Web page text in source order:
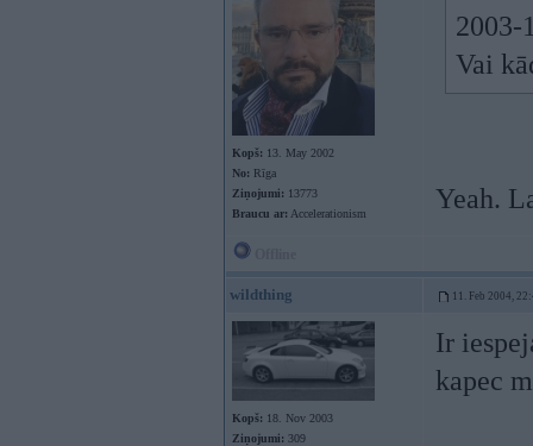
Kopš: 13. May 2002
No: Rīga
Ziņojumi: 13773
Braucu ar: Accelerationism
2003-
Vai
Yeah.
wildthing 11. Feb 2004,
Kopš: 18. Nov 2003
Ziņojumi: 309
Ir
kapec